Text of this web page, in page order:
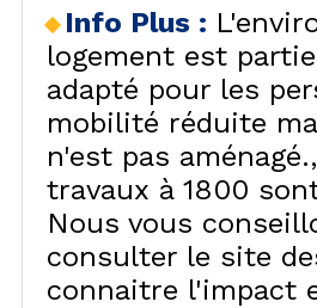
Info Plus :
logement est
adapté pour les
mobilité réduite
n'est pas aménagé.
travaux à 1800
Nous vous
consulter le site
connaitre l'impact